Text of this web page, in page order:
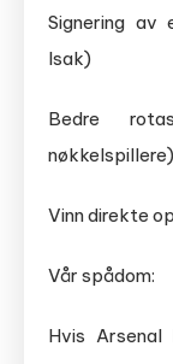
Signering av
Isak)
Bedre
nøkkelspillere)
Vinn direkte
Vår spådom:
Hvis